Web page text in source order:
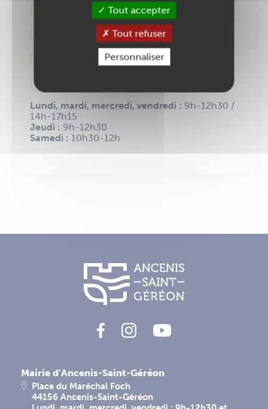
Place Maréchal Foch
02 40 83 87 01
etat.civil@ancenis-saint-gereon.fr
Lundi, mardi, mercredi, vendredi : 9h-12h30 /
14h-17h15
Jeudi : 9h-12h30
Samedi : 10h30-12h
Mairie d'Ancenis-Saint-Géréon
Place du Maréchal Foch
44156 Ancenis-Saint-Géréon
Tout accepter
Tout refuser
Personnaliser